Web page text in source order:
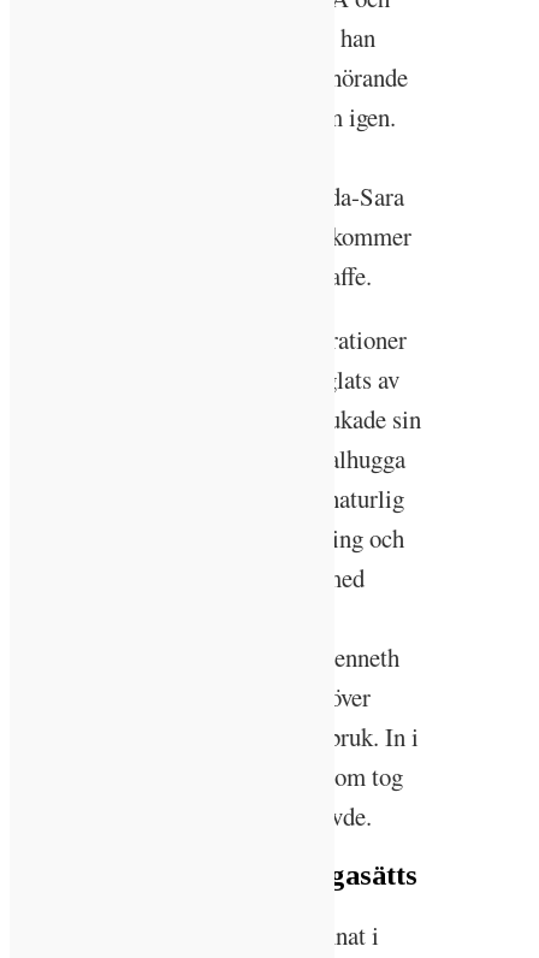
tjänade så pass mycket pengar att han
kunde köpa sig en gård i med tillhörande
skog i Torestorp när han kom hem igen.
byggande reser till för att träffa Ida-Sara
Andréen och där pappa Kenneth kommer
över från sitt hus och bjuder på kaffe.
Farfar, pappa och dotter, tre generationer
vars sätt att sköta skogen har präglats av
tidens anda. Hilding Karlsson brukade sin
skog med häst och plog och att kalhugga
fanns inte på kartan. Skogen var naturlig
blandskog i olika åldrar och Hilding och
Kenneth var ute och högg virke med
kalhuggningsbruket sprida sig. Kenneth
följde tidsandan och när han tog över
började han praktisera kalhyggesbruk. In i
den traditionen föddes Ida-Sara som tog
över skogen 2010. Men något skavde.
Svenska skogsbruket ifrågasätts
Det svenska skogsbruket har hamnat i